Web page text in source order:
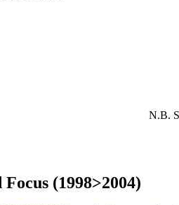
N.B.
(1998>2004)